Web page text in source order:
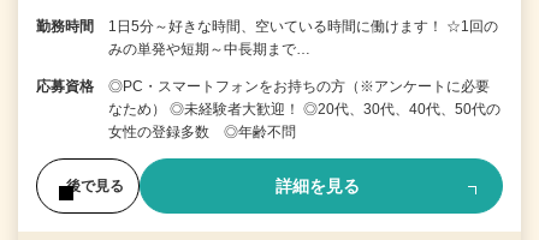
勤務時間
1日5分～好きな時間、空いている時間に働けます！ ☆1回の
みの単発や短期～中長期まで…
応募資格
◎PC・スマートフォンをお持ちの方（※アンケートに必要
なため） ◎未経験者大歓迎！ ◎20代、30代、40代、50代の
女性の登録多数 ◎年齢不問
後で見る 詳細を見る